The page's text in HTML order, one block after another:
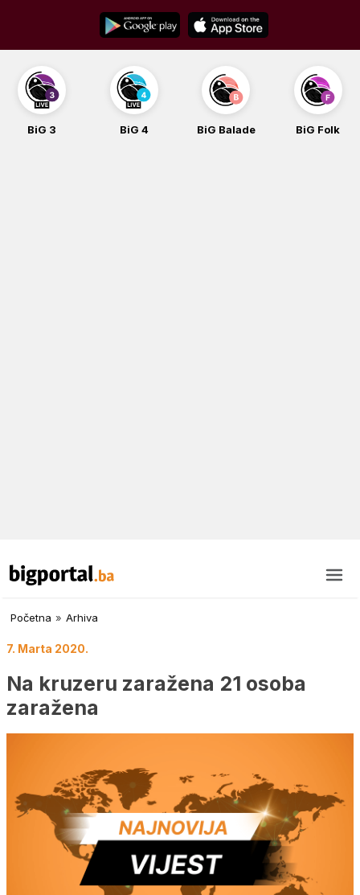
content
BiG 3 BiG 4 BiG Balade BiG Folk
Početna » Arhiva
7. Marta 2020.
Na kruzeru zaražena 21 osoba
zaražena